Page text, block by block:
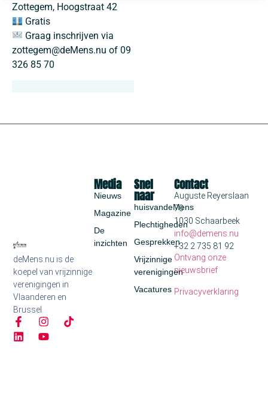
Zottegem, Hoogstraat 42
Gratis
Graag inschrijven via
zottegem@deMens.nu of 09
326 85 70
deMens.nu is de
koepel van vrijzinnige
verenigingen in
Vlaanderen en
Brussel
Snel
naar
huisvandeMens
Plechtigheden
Gesprekken
Vrijzinnige
verenigingen
Vacatures
Media
Nieuws
Magazine
De
inzichten
Contact
Auguste Reyerslaan
70
1030 Schaarbeek
info@demens.nu
+32 2 735 81 92
Ontvang onze
nieuwsbrief
Privacyverklaring